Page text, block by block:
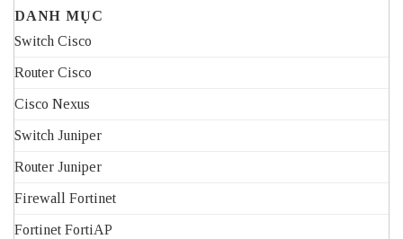
DANH MỤC
Switch Cisco
Router Cisco
Cisco Nexus
Switch Juniper
Router Juniper
Firewall Fortinet
Fortinet FortiAP